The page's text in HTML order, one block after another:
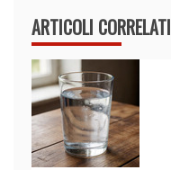
ARTICOLI CORRELATI